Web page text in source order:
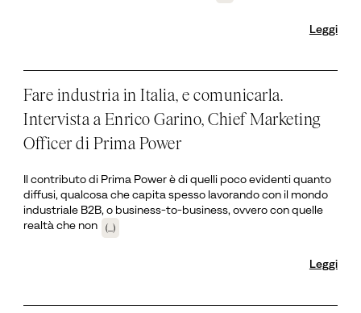
Leggi
Fare industria in Italia, e comunicarla.
Intervista a Enrico Garino, Chief Marketing
Officer di Prima Power
Il contributo di Prima Power è di quelli poco evidenti quanto
diffusi, qualcosa che capita spesso lavorando con il mondo
industriale B2B, o business-to-business, ovvero con quelle
realtà che non
(...)
Leggi